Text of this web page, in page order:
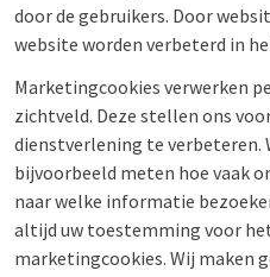
door de gebruikers. Door
website worden verbeterd in
Marketingcookies verwerken
zichtveld. Deze stellen ons
dienstverlening te verbeteren.
bijvoorbeeld meten hoe vaak
naar welke informatie
altijd uw toestemming voor
marketingcookies. Wij maken